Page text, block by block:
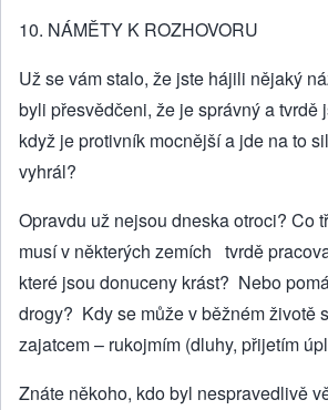
10. NÁMĚTY K ROZHOVORU
Už se vám stalo, že jste hájili nějaký
byli přesvědčeni, že je správný a tvrdě
když je protivník mocnější a jde na to
vyhrál?
Opravdu už nejsou dneska otroci? Co
musí v některých zemích tvrdě
které jsou donuceny krást? Nebo
drogy? Kdy se může v běžném životě
zajatcem – rukojmím (dluhy, přijetím
Znáte někoho, kdo byl nespravedlivě